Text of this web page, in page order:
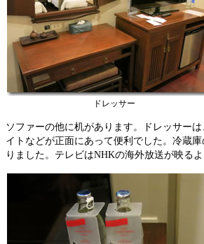
ドレッサー
ソファーの他に机があります。ドレッサー
イトなどが正面にあって便利でした。冷蔵
りました。テレビはNHKの海外放送が映るよ